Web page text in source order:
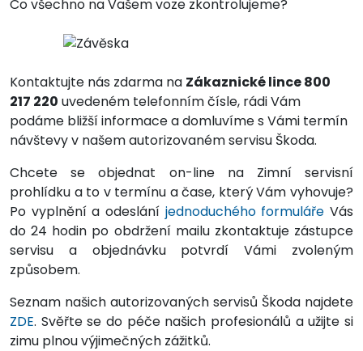
Co všechno na Vašem voze zkontrolujeme?
Kontaktujte nás zdarma na Zákaznické lince 800
217 220 uvedeném telefonním čísle, rádi Vám
podáme bližší informace a domluvíme s Vámi termín
návštevy v našem autorizovaném servisu Škoda.
Chcete se objednat on-line na Zimní servisní
prohlídku a to v termínu a čase, který Vám vyhovuje?
Po vyplnění a odeslání jednoduchého formuláře Vás
do 24 hodin po obdržení mailu zkontaktuje zástupce
servisu a objednávku potvrdí Vámi zvoleným
způsobem.
Seznam našich autorizovaných servisů Škoda najdete
ZDE. Svěřte se do péče našich profesionálů a užijte si
zimu plnou výjimečných zážitků.